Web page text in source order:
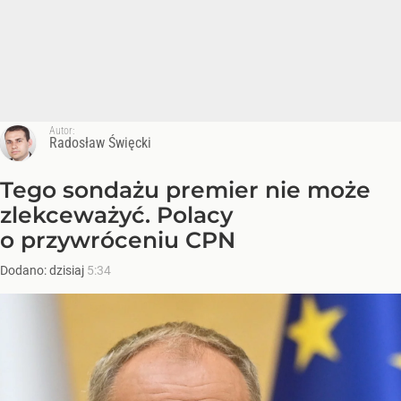
Autor:
Radosław Święcki
Tego sondażu premier nie może
zlekceważyć. Polacy
o przywróceniu CPN
Dodano:dzisiaj 5:34